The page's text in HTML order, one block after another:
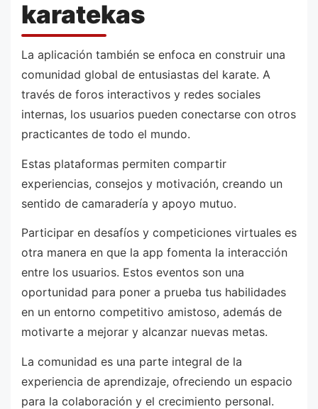
karatekas
La aplicación también se enfoca en construir una
comunidad global de entusiastas del karate. A
través de foros interactivos y redes sociales
internas, los usuarios pueden conectarse con otros
practicantes de todo el mundo.
Estas plataformas permiten compartir
experiencias, consejos y motivación, creando un
sentido de camaradería y apoyo mutuo.
Participar en desafíos y competiciones virtuales es
otra manera en que la app fomenta la interacción
entre los usuarios. Estos eventos son una
oportunidad para poner a prueba tus habilidades
en un entorno competitivo amistoso, además de
motivarte a mejorar y alcanzar nuevas metas.
La comunidad es una parte integral de la
experiencia de aprendizaje, ofreciendo un espacio
para la colaboración y el crecimiento personal.